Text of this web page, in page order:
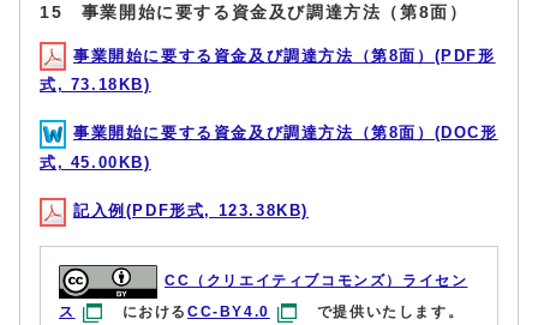
15 事業開始に要する資金及び調達方法（第8面）
事業開始に要する資金及び調達方法（第8面）(PDF形
式, 73.18KB)
事業開始に要する資金及び調達方法（第8面）(DOC形
式, 45.00KB)
記入例(PDF形式, 123.38KB)
CC（クリエイティブコモンズ）ライセン
ス
におけるCC-BY4.0 で提供いたします。